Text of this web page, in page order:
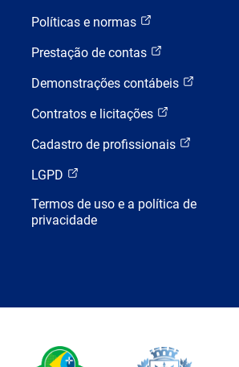
Políticas e normas
Prestação de contas
Demonstrações contábeis
Contratos e licitações
Cadastro de profissionais
LGPD
Termos de uso e a política de
privacidade